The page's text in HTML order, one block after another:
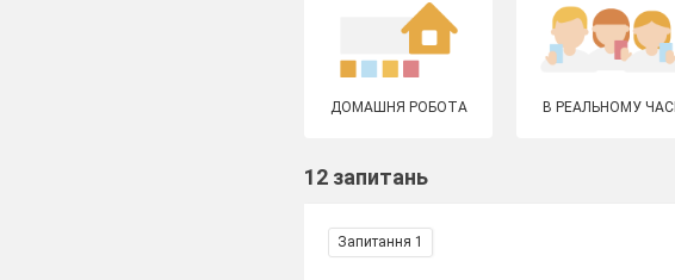
ДОМАШНЯ РОБОТА В РЕАЛЬНОМУ ЧАСІ
12 запитань
Запитання 1